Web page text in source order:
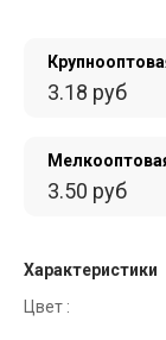
3.18 руб
3.50 руб
Характеристики
Цвет :